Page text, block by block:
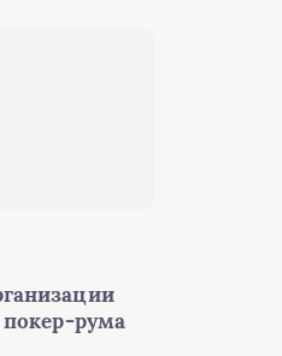
покер-рума